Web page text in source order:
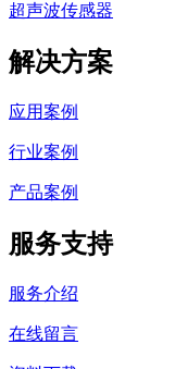
超声波传感器
解决方案
应用案例
行业案例
产品案例
服务支持
服务介绍
在线留言